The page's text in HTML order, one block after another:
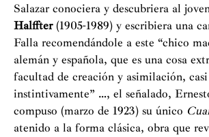
Salazar conociera y descubriera al
Halffter(1905-1989) y escribiera una
Falla recomendándole a este “chico
alemán y española, que es una cosa
facultad de creación y asimilación,
instintivamente” …, el señalado,
compuso (marzo de 1923) su único
atenido a la forma clásica, obra que